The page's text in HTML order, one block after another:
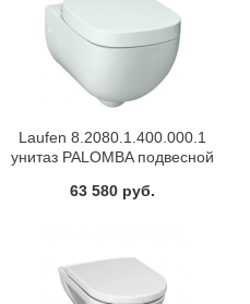
Laufen 8.2080.1.400.000.1
унитаз PALOMBA подвесной
63 580 руб.